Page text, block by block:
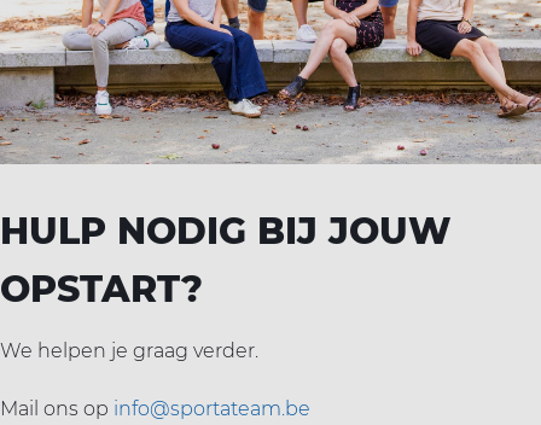
HULP NODIG BIJ JOUW
OPSTART?
We helpen je graag verder. ‌
‌Mail ons op info@sportateam.be